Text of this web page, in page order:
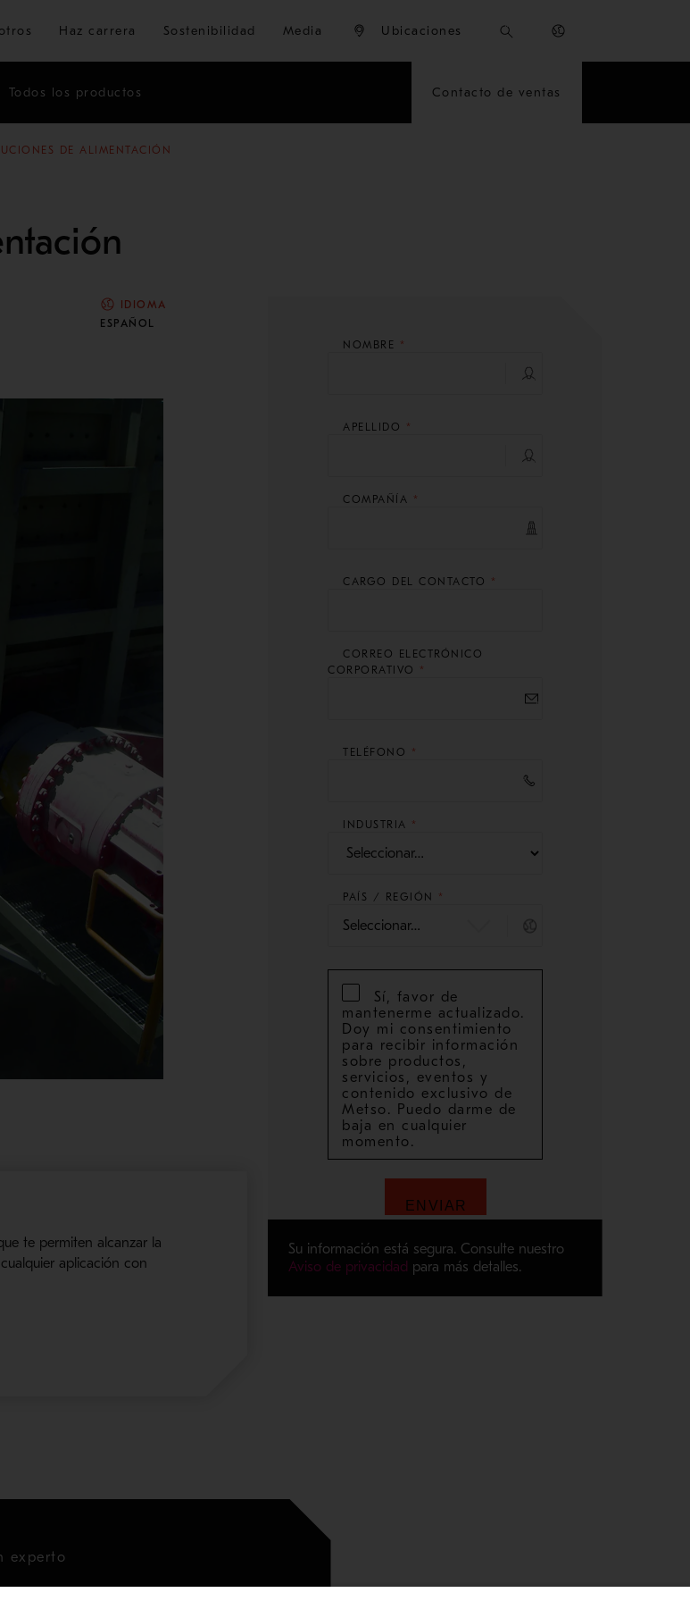
Ir al contenido principal
Haz carrera Sostenibilidad Media Ubicaciones
Todos los productos Contacto de ventas
DE ALIMENTACIÓN
IDIOMA
ESPAÑOL
Su información está segura. Consulte nuestro
Aviso de privacidad para más detalles.
te permiten alcanzar la
aplicación con
experto